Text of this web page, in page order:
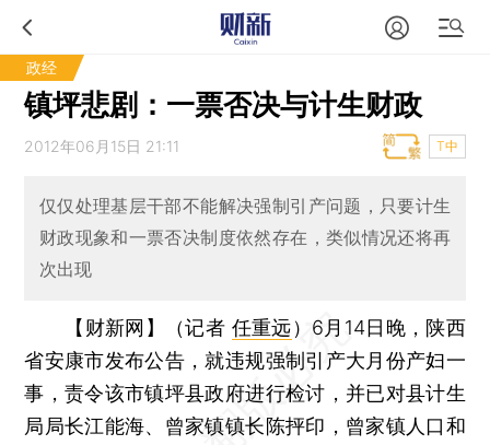
政经
镇坪悲剧：一票否决与计生财政
2012年06月15日 21:11 T中
仅仅处理基层干部不能解决强制引产问题，只要计生
财政现象和一票否决制度依然存在，类似情况还将再
次出现
【财新网】（记者 任重远） 6月14日晚，陕西
省安康市发布公告，就违规强制引产大月份产妇一
事，责令该市镇坪县政府进行检讨，并已对县计生
局局长江能海、曾家镇镇长陈抨印，曾家镇人口和